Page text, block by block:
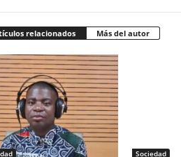
relacionados Más del autor
Sociedad